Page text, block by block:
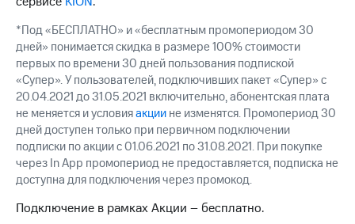
подписки
и услуги,
доступ
к геолокации
Кино,
музыка,
книги
и не
только
Безопасность
Финансы
Музыка
КИОН
Строки
Live
Гудок
Мой
МТС
Все
*Под «БЕСПЛАТНО» и «бесплатным промопериодом 30
дней» понимается скидка в размере 100% стоимости
первых по времени 30 дней пользования подпиской
«Супер». У пользователей, подключивших пакет «Супер» с
20.04.2021 до 31.05.2021 включительно, абонентская плата
не меняется и условияакциине изменятся. Промопериод 30
дней доступен только при первичном подключении
подписки по акции с 01.06.2021 по 31.08.2021. При покупке
через In App промопериод не предоставляется, подписка не
доступна для подключения через промокод.
Подключение в рамках Акции – бесплатно.